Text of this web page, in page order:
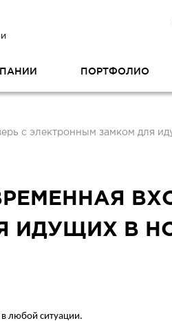
ПОРТФОЛИО
с электронным замком для
ИДУЩИХ В
любой ситуации.